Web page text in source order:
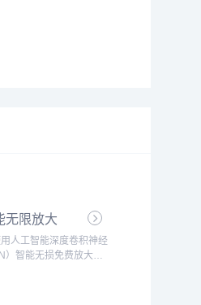
无限放大
人工智能深度卷积神经
）智能无损免费放大图